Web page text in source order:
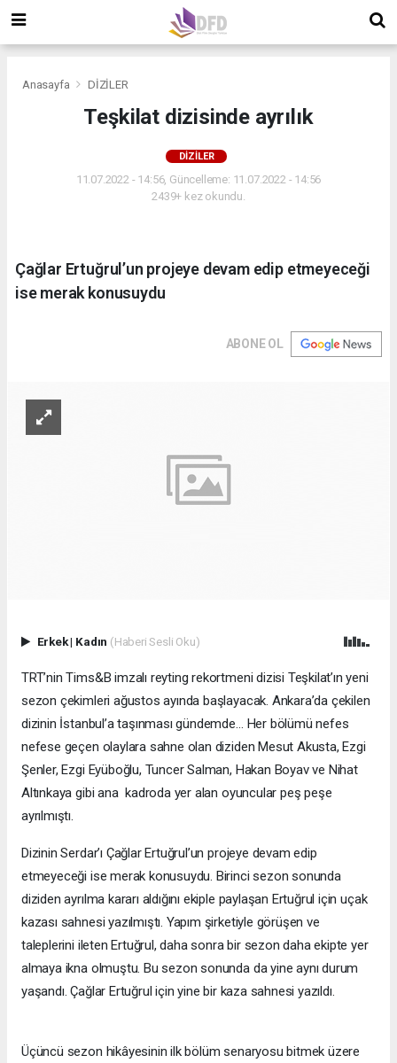
Anasayfa DİZİLER
Teşkilat dizisinde ayrılık
DİZİLER
11.07.2022 - 14:56, Güncelleme: 11.07.2022 - 14:56
2439+ kez okundu.
Çağlar Ertuğrul’un projeye devam edip etmeyeceği
ise merak konusuydu
ABONE OL
Erkek| Kadın (Haberi Sesli Oku)
TRT’nin Tims&B imzalı reyting rekortmeni dizisi Teşkilat’ın yeni
sezon çekimleri ağustos ayında başlayacak. Ankara’da çekilen
dizinin İstanbul’a taşınması gündemde… Her bölümü nefes
nefese geçen olaylara sahne olan diziden Mesut Akusta, Ezgi
Şenler, Ezgi Eyüboğlu, Tuncer Salman, Hakan Boyav ve Nihat
Altınkaya gibi ana kadroda yer alan oyuncular peş peşe
ayrılmıştı.
Dizinin Serdar’ı Çağlar Ertuğrul’un projeye devam edip
etmeyeceği ise merak konusuydu. Birinci sezon sonunda
diziden ayrılma kararı aldığını ekiple paylaşan Ertuğrul için uçak
kazası sahnesi yazılmıştı. Yapım şirketiyle görüşen ve
taleplerini ileten Ertuğrul, daha sonra bir sezon daha ekipte yer
almaya ikna olmuştu. Bu sezon sonunda da yine aynı durum
yaşandı. Çağlar Ertuğrul için yine bir kaza sahnesi yazıldı.
Üçüncü sezon hikâyesinin ilk bölüm senaryosu bitmek üzere